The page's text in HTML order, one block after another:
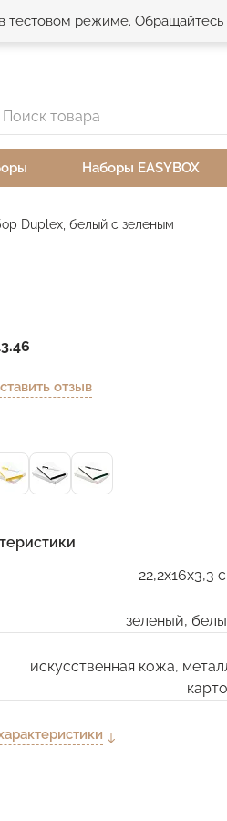
режиме.
Наборы EASYBOX
Duplex, белый с зеленым
отзыв
22,2х16х3,3
зеленый,
искусственная кожа,